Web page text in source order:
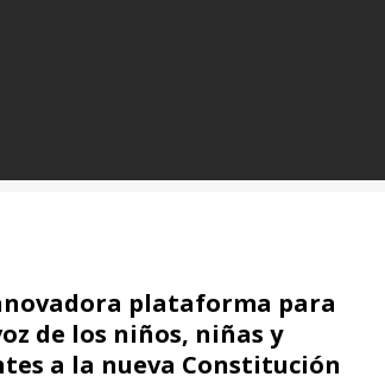
plataforma para
de los niños, niñas y
a la nueva Constitución